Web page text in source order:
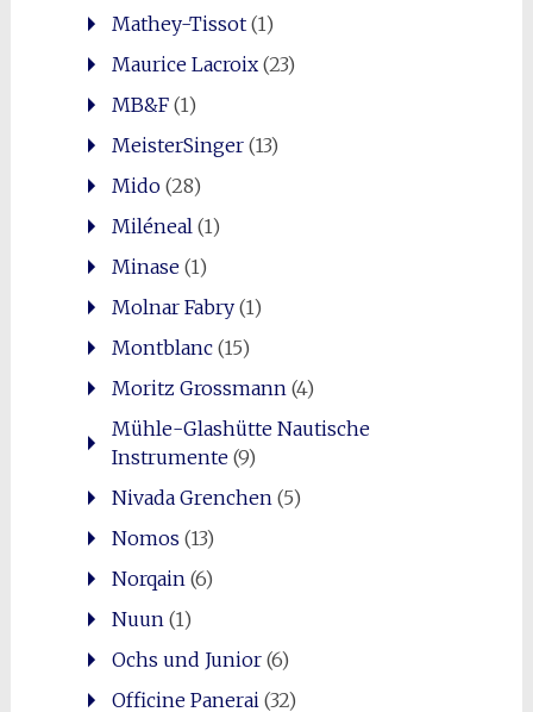
Mathey-Tissot(1)
Maurice Lacroix(23)
MB&F(1)
MeisterSinger(13)
Mido(28)
Miléneal (1)
Minase(1)
Molnar Fabry(1)
Montblanc(15)
Moritz Grossmann (4)
Mühle-Glashütte Nautische
Instrumente(9)
Nivada Grenchen (5)
Nomos (13)
Norqain (6)
Nuun (1)
Ochs und Junior(6)
Officine Panerai (32)